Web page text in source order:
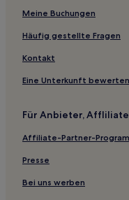
Gumfreston Hotels
Stackpole and
Hotels nahe
Lawrenny Hotels
Hotels nahe The Blue
Pembrokeshire: Hotels
Abereiddy Hotels
St. David's and the
Meine Buchungen
Häufig gestellte Fragen
Kontakt
Eine Unterkunft bewerten
Für Anbieter,
Affiliate-Partner-
Presse
Bei uns werben